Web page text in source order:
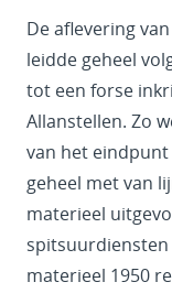
De aflevering
leidde geheel
tot een forse
Allanstellen. Zo
van het
geheel met van
materieel
spitsuurdiensten
materieel 1950